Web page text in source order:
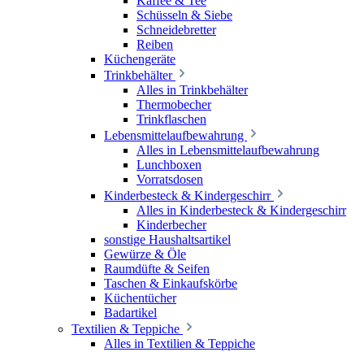
Schüsseln & Siebe
Schneidebretter
Reiben
Küchengeräte
Trinkbehälter
Alles in Trinkbehälter
Thermobecher
Trinkflaschen
Lebensmittelaufbewahrung
Alles in Lebensmittelaufbewahrung
Lunchboxen
Vorratsdosen
Kinderbesteck & Kindergeschirr
Alles in Kinderbesteck & Kindergeschirr
Kinderbecher
sonstige Haushaltsartikel
Gewürze & Öle
Raumdüfte & Seifen
Taschen & Einkaufskörbe
Küchentücher
Badartikel
Textilien & Teppiche
Alles in Textilien & Teppiche